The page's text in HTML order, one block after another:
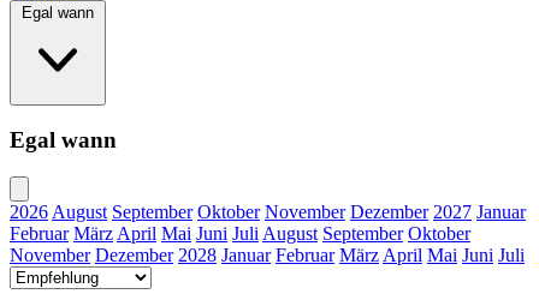
Egal wann
Egal wann
2026 August September Oktober November Dezember 2027 Januar
Februar März April Mai Juni Juli August September Oktober
November Dezember 2028 Januar Februar März April Mai Juni Juli